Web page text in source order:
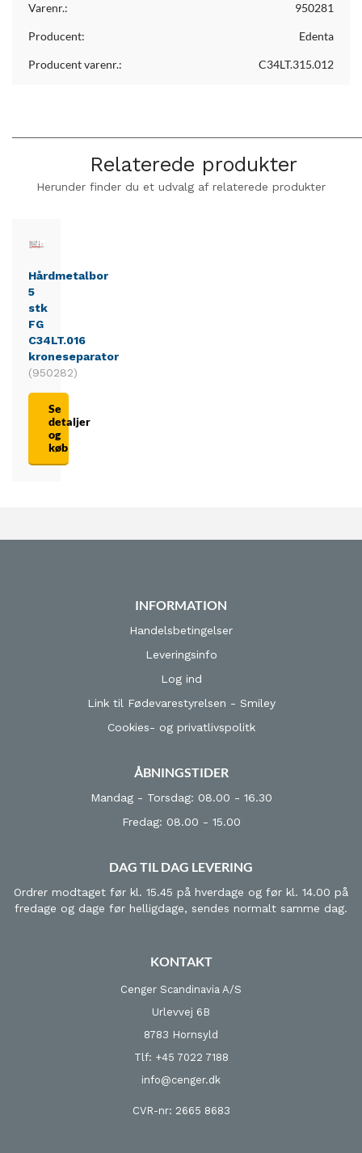
Varenr.: 950281
Producent: Edenta
Producent varenr.: C34LT.315.012
Relaterede produkter
Herunder finder du et udvalg af relaterede produkter
Hårdmetalbor
5
stk
FG
C34LT.016
kroneseparator
(950282)
Se
detaljer
og
køb
INFORMATION
Handelsbetingelser
Leveringsinfo
Log ind
Link til Fødevarestyrelsen - Smiley
Cookies- og privatlivspolitk
ÅBNINGSTIDER
Mandag - Torsdag: 08.00 - 16.30
Fredag: 08.00 - 15.00
DAG TIL DAG LEVERING
Ordrer modtaget før kl. 15.45 på hverdage og før kl. 14.00 på
fredage og dage før helligdage, sendes normalt samme dag.
KONTAKT
Cenger Scandinavia A/S
Urlevvej 6B
8783 Hornsyld
Tlf: +45 7022 7188
info@cenger.dk
CVR-nr: 2665 8683